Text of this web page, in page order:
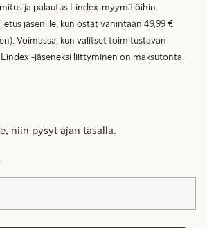
ja palautus Lindex-myymälöihin.
jäsenille, kun ostat vähintään 49,99 €
Voimassa, kun valitset toimitustavan
-jäseneksi liittyminen on maksutonta.
niin pysyt ajan tasalla.